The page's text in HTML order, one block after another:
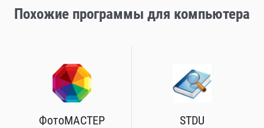
Похожие программы для компьютера
ФотоМАСТЕР STDU